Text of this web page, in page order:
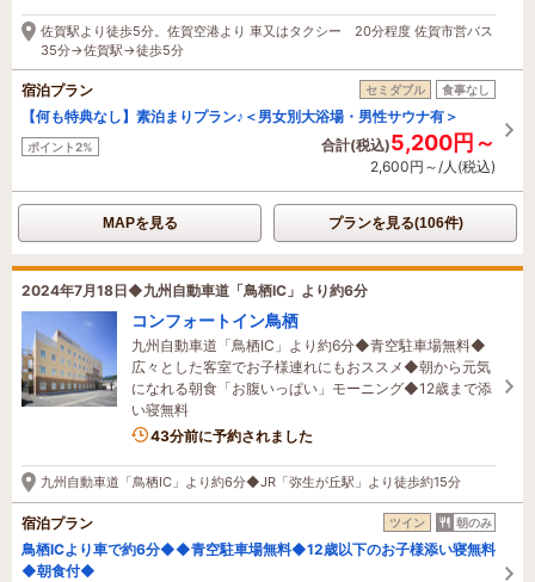
35分前に予約されました
佐賀駅より徒歩5分。佐賀空港より 車又はタクシー 20分程度 佐賀市営バス
35分→佐賀駅→徒歩5分
宿泊プラン セミダブル 食事なし
【何も特典なし】素泊まりプラン♪＜男女別大浴場・男性サウナ有＞
ポイント2% 合計(税込)5,200円～
2,600円～/人(税込)
MAPを見る プランを見る(106件)
2024年7月18日◆九州自動車道「鳥栖IC」より約6分
コンフォートイン鳥栖
九州自動車道「鳥栖IC」より約6分◆青空駐車場無料◆
広々とした客室でお子様連れにもおススメ◆朝から元気
になれる朝食「お腹いっぱい」モーニング◆12歳まで添
い寝無料
43分前に予約されました
九州自動車道「鳥栖IC」より約6分◆JR「弥生が丘駅」より徒歩約15分
宿泊プラン ツイン 朝のみ
鳥栖ICより車で約6分◆◆青空駐車場無料◆12歳以下のお子様添い寝無料
◆朝食付◆